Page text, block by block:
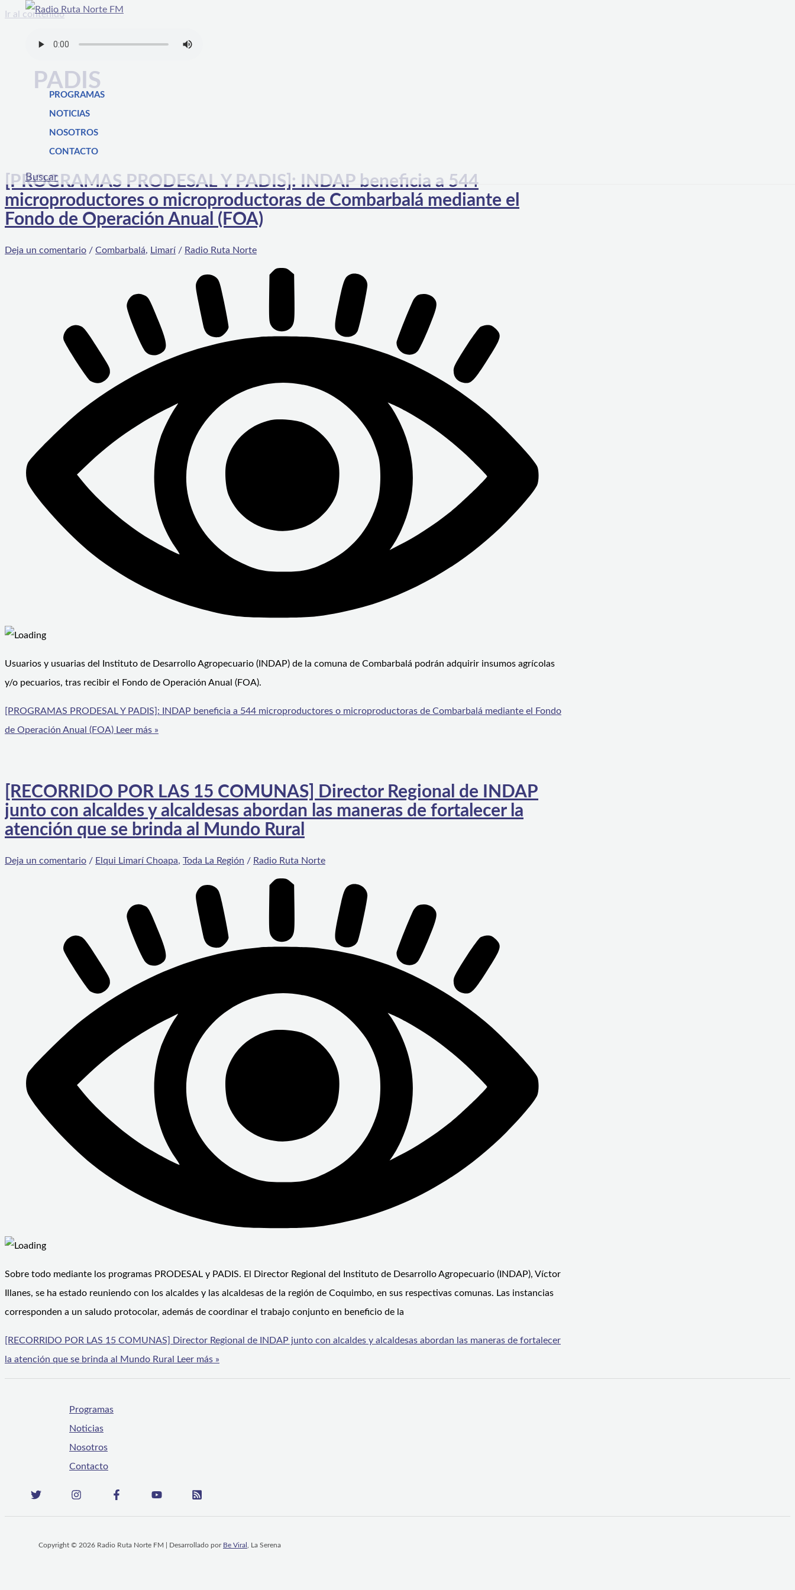
Ir al contenido
PROGRAMAS
NOTICIAS
NOSOTROS
CONTACTO
Buscar
PADIS
[PROGRAMAS PRODESAL Y PADIS]: INDAP beneficia a 544
microproductores o microproductoras de Combarbalá mediante el
Fondo de Operación Anual (FOA)
Deja un comentario / Combarbalá, Limarí / Radio Ruta Norte
Usuarios y usuarias del Instituto de Desarrollo Agropecuario (INDAP) de la comuna de Combarbalá podrán adquirir insumos agrícolas
y/o pecuarios, tras recibir el Fondo de Operación Anual (FOA).
[PROGRAMAS PRODESAL Y PADIS]: INDAP beneficia a 544 microproductores o microproductoras de Combarbalá mediante el Fondo
de Operación Anual (FOA) Leer más »
[RECORRIDO POR LAS 15 COMUNAS] Director Regional de INDAP
junto con alcaldes y alcaldesas abordan las maneras de fortalecer la
atención que se brinda al Mundo Rural
Deja un comentario / Elqui Limarí Choapa, Toda La Región / Radio Ruta Norte
Sobre todo mediante los programas PRODESAL y PADIS. El Director Regional del Instituto de Desarrollo Agropecuario (INDAP), Víctor
Illanes, se ha estado reuniendo con los alcaldes y las alcaldesas de la región de Coquimbo, en sus respectivas comunas. Las instancias
corresponden a un saludo protocolar, además de coordinar el trabajo conjunto en beneficio de la
[RECORRIDO POR LAS 15 COMUNAS] Director Regional de INDAP junto con alcaldes y alcaldesas abordan las maneras de fortalecer
la atención que se brinda al Mundo Rural
Leer más »
Programas
Noticias
Nosotros
Contacto
Copyright © 2026 Radio Ruta Norte FM | Desarrollado por Be Viral , La Serena